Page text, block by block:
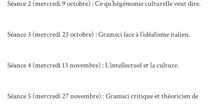
Séance 2 (mercredi 9 octobre) : Ce qu’hégémonie culturelle veut dire.
Séance 3 (mercredi 23 octobre) : Gramsci face à l’idéalisme italien.
Séance 4 (mercredi 13 novembre) : L’intellectuel et la culture.
Séance 5 (mercredi 27 novembre) : Gramsci critique et théoricien de